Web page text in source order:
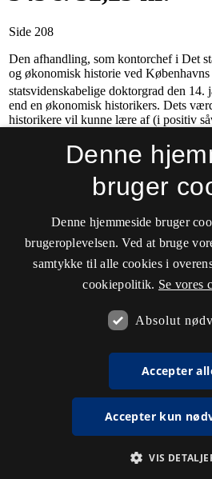
Denne
bruger
Denne hjemmeside bruger
brugeroplevelsen. Ved at bruge
samtykke til alle cookies i
cookiepolitik. Se vores
Absolut
Accepter
Accepter kun
VIS